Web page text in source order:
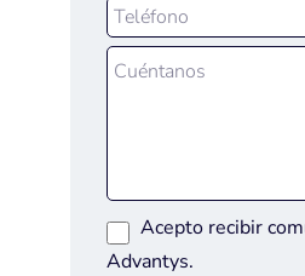
Acepto recibir
Advantys.